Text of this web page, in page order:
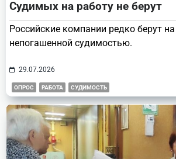
Судимых на работу не берут
Российские компании редко берут
непогашенной судимостью.
29.07.2026
ОПРОС РАБОТА СУДИМОСТЬ